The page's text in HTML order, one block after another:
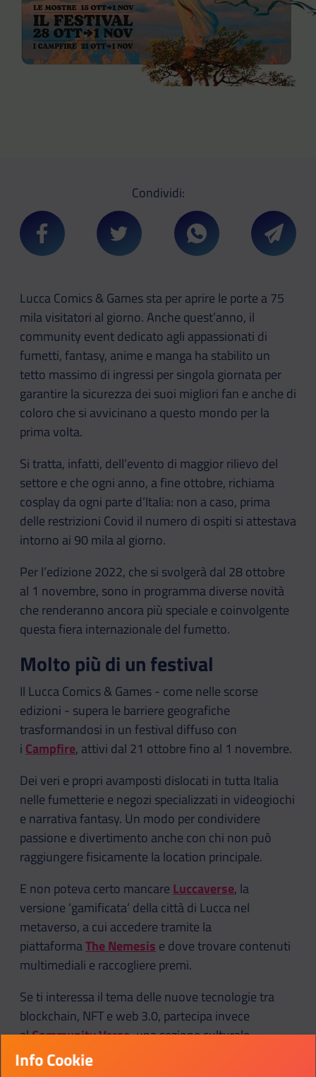
Condividi:
Condividi su FacebookCondividi su TwitterCondividi su
Lucca Comics & Games sta per aprire le porte a 75
mila visitatori al giorno. Anche quest’anno, il
community event dedicato agli appassionati di
fumetti, fantasy, anime e manga ha stabilito un
tetto massimo di ingressi per singola giornata per
garantire la sicurezza dei suoi migliori fan e anche di
coloro che si avvicinano a questo mondo per la
prima volta.
Si tratta, infatti, dell’evento di maggior rilievo del
settore e che ogni anno, a fine ottobre, richiama
cosplay da ogni parte d’Italia: non a caso, prima
delle restrizioni Covid il numero di ospiti si attestava
intorno ai 90 mila al giorno.
Per l’edizione 2022, che si svolgerà dal 28 ottobre
al 1 novembre, sono in programma diverse novità
che renderanno ancora più speciale e coinvolgente
questa fiera internazionale del fumetto.
Molto più di un festival
Il Lucca Comics & Games - come nelle scorse
edizioni - supera le barriere geografiche
trasformandosi in un festival diffuso con
i Campfire, attivi dal 21 ottobre fino al 1 novembre.
Dei veri e propri avamposti dislocati in tutta Italia
nelle fumetterie e negozi specializzati in videogiochi
e narrativa fantasy. Un modo per condividere
passione e divertimento anche con chi non può
raggiungere fisicamente la location principale.
E non poteva certo mancare Luccaverse, la
versione ‘gamificata’ della città di Lucca nel
metaverso, a cui accedere tramite la
piattaformaThe Nemesis e dove trovare contenuti
multimediali e raccogliere premi.
Se ti interessa il tema delle nuove tecnologie tra
blockchain, NFT e web 3.0, partecipa invece
alCommunity Verse,una sezione culturale
sperimentale per comprendere e analizzare il futuro
Info Cookie